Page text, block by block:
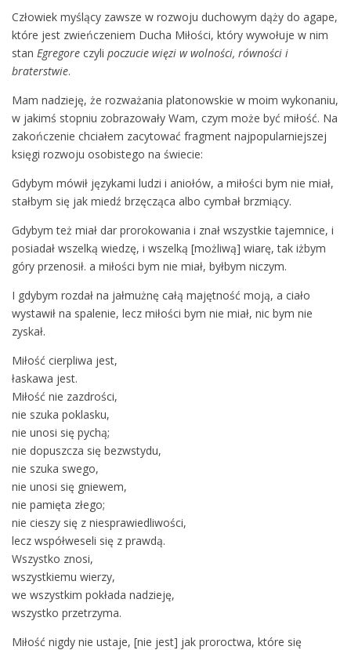
Człowiek myślący zawsze w rozwoju duchowym dąży do agape,
które jest zwieńczeniem Ducha Miłości, który wywołuje w nim
stan Egregore czyli poczucie więzi w wolności, równości i
braterstwie.
Mam nadzieję, że rozważania platonowskie w moim wykonaniu,
w jakimś stopniu zobrazowały Wam, czym może być miłość. Na
zakończenie chciałem zacytować fragment najpopularniejszej
księgi rozwoju osobistego na świecie:
Gdybym mówił językami ludzi i aniołów, a miłości bym nie miał,
stałbym się jak miedź brzęcząca albo cymbał brzmiący.
Gdybym też miał dar prorokowania i znał wszystkie tajemnice, i
posiadał wszelką wiedzę, i wszelką [możliwą] wiarę, tak iżbym
góry przenosił. a miłości bym nie miał, byłbym niczym.
I gdybym rozdał na jałmużnę całą majętność moją, a ciało
wystawił na spalenie, lecz miłości bym nie miał, nic bym nie
zyskał.
Miłość cierpliwa jest,
łaskawa jest.
Miłość nie zazdrości,
nie szuka poklasku,
nie unosi się pychą;
nie dopuszcza się bezwstydu,
nie szuka swego,
nie unosi się gniewem,
nie pamięta złego;
nie cieszy się z niesprawiedliwości,
lecz współweseli się z prawdą.
Wszystko znosi,
wszystkiemu wierzy,
we wszystkim pokłada nadzieję,
wszystko przetrzyma.
Miłość nigdy nie ustaje, [nie jest] jak proroctwa, które się